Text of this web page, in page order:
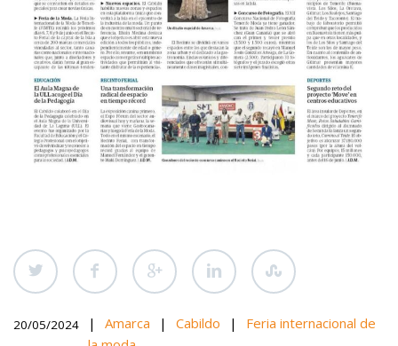
20/05/2024 | Amarca | Cabildo |
Feria internacional de